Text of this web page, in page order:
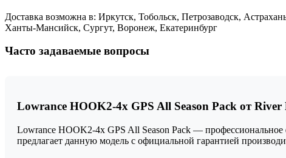
Доставка возможна в: Иркутск, Тобольск, Петрозаводск,
Ханты-Мансийск, Сургут, Воронеж, Екатеринбург
Часто задаваемые вопросы
Lowrance HOOK2-4x GPS All Season Pack от
Lowrance HOOK2-4x GPS All Season Pack — профессиональное
предлагает данную модель с официальной гарантией